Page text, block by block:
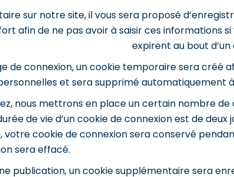
sur notre site, il vous sera proposé
afin de ne pas avoir à saisir ces informations
expirent au bout d’un
de connexion, un cookie temporaire sera
et sera supprimé automatiquement
nous mettrons en place un certain nombre
de vie d’un cookie de connexion est de deux
votre cookie de connexion sera conservé
sera effacé.
publication, un cookie supplémentaire sera